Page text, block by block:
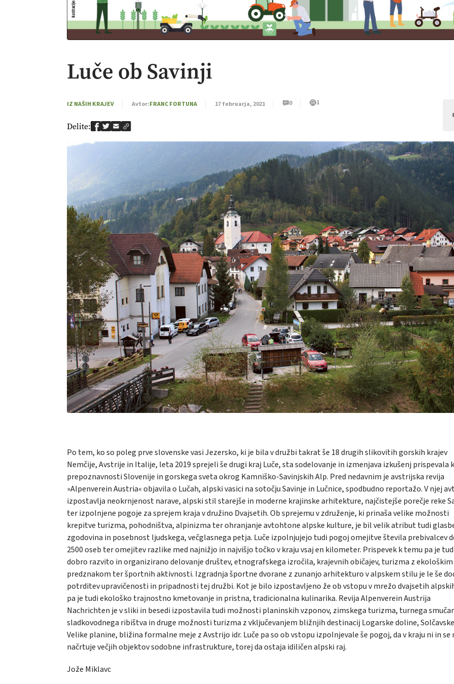
Luče ob Savinji
IZ NAŠIH KRAJEV Avtor:FRANC FORTUNA 17 februarja, 2021 0 1
Delite:
Po tem, ko so poleg prve slovenske vasi Jezersko, ki je bila v družbi takrat še 18 drugih slikovitih gorskih krajev
Nemčije, Avstrije in Italije, leta 2019 sprejeli še drugi kraj Luče, sta sodelovanje in izmenjava izkušenj prispevala k
prepoznavnosti Slovenije in gorskega sveta okrog Kamniško-Savinjskih Alp. Pred nedavnim je avstrijska revija
»Alpenverein Austria« objavila o Lučah, alpski vasici na sotočju Savinje in Lučnice, spodbudno reportažo. V njej
izpostavlja neokrnjenost narave, alpski stil starejše in moderne krajinske arhitekture, najčistejše porečje reke
ter izpolnjene pogoje za sprejem kraja v družino Dvajsetih. Ob sprejemu v združenje, ki prinaša velike možnosti
krepitve turizma, pohodništva, alpinizma ter ohranjanje avtohtone alpske kulture, je bil velik atribut tudi
zgodovina in posebnost ljudskega, večglasnega petja. Luče izpolnjujejo tudi pogoj omejitve števila prebivalcev
2500 oseb ter omejitev razlike med najnižjo in najvišjo točko v kraju vsaj en kilometer. Prispevek k temu pa je
dobro razvito in organizirano delovanje društev, etnografskega izročila, krajevnih običajev, turizma z ekološkim
predznakom ter športnih aktivnosti. Izgradnja športne dvorane z zunanjo arhitekturo v alpskem stilu je le še
potrditev upravičenosti in pripadnosti tej družbi. Kot je bilo izpostavljeno že ob vstopu v mrežo dvajsetih
pa je tudi ekološko trajnostno kmetovanje in pristna, tradicionalna kulinarika. Revija Alpenverein Austrija
Nachrichten je v sliki in besedi izpostavila tudi možnosti planinskih vzponov, zimskega turizma, turnega
sladkovodnega ribištva in druge možnosti turizma z vključevanjem bližnjih destinacij Logarske doline,
Velike planine, bližina formalne meje z Avstrijo idr. Luče pa so ob vstopu izpolnjevale še pogoj, da v kraju ni in se
načrtuje večjih objektov sodobne infrastrukture, torej da ostaja idiličen alpski raj.
Jože Miklavc